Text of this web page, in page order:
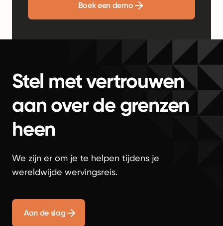
Boek een demo
Stel met vertrouwen
aan over de grenzen
heen
We zijn er om je te helpen tijdens je
wereldwijde wervingsreis.
Aan de slag